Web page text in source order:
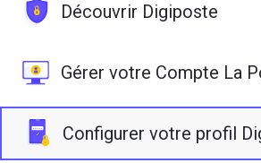
Découvrir Digiposte
Gérer votre Compte La
Configurer votre profil